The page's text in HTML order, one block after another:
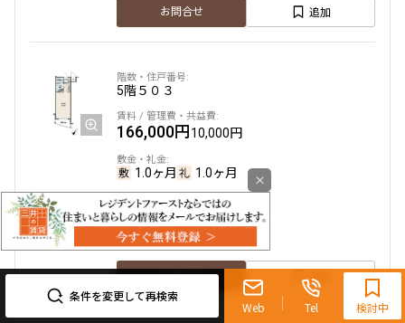
条件を変更して再検索
Web Tel
0120-321-719
9:30~18:00（水曜定休）
検討中
お問合せ 追加
5階５０３
166,000円10,000円
1.0ヶ月 1.0ヶ月
1R25.72㎡
三井の賃貸 駅近
お問合せ 追加
×